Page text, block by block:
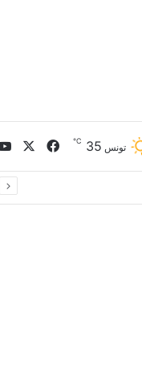
تونس 35
℃ فيسبوك